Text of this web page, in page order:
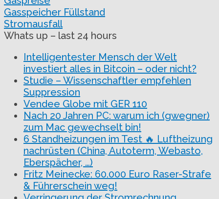
Gasspeicher Füllstand
Stromausfall
Whats up – last 24 hours
Intelligentester Mensch der Welt
investiert alles in Bitcoin – oder nicht?
Studie – Wissenschaftler empfehlen
Suppression
Vendee Globe mit GER 110
Nach 20 Jahren PC: warum ich (gwegner)
zum Mac gewechselt bin!
6 Standheizungen im Test 🔥 Luftheizung
nachrüsten (China, Autoterm, Webasto,
Eberspächer, …)
Fritz Meinecke: 60.000 Euro Raser-Strafe
& Führerschein weg!